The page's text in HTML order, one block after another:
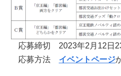
応募締切 2023年2月12日
応募方法 イベントページ